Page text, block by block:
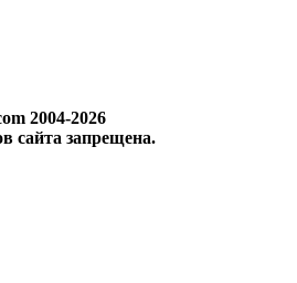
2004-2026
сайта запрещена.